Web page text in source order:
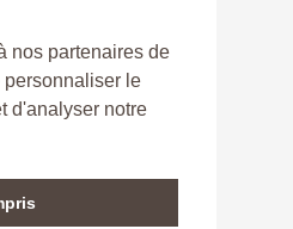
nos partenaires de
le
d'analyser notre